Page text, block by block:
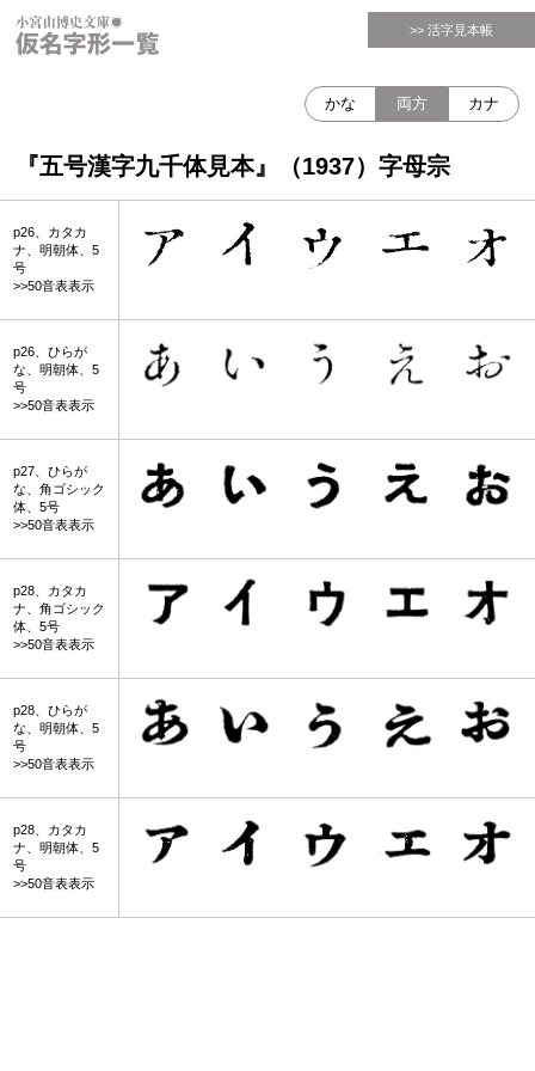
>> 活字見本帳
『五号漢字九千体見本』（1937）字母宗
かな 両方 カナ
p26、カタカ
ナ、明朝体、5
号
>>50音表表示
p26、ひらが
な、明朝体、5
号
>>50音表表示
p27、ひらが
な、角ゴシック
体、5号
>>50音表表示
p28、カタカ
ナ、角ゴシック
体、5号
>>50音表表示
p28、ひらが
な、明朝体、5
号
>>50音表表示
p28、カタカ
ナ、明朝体、5
号
>>50音表表示